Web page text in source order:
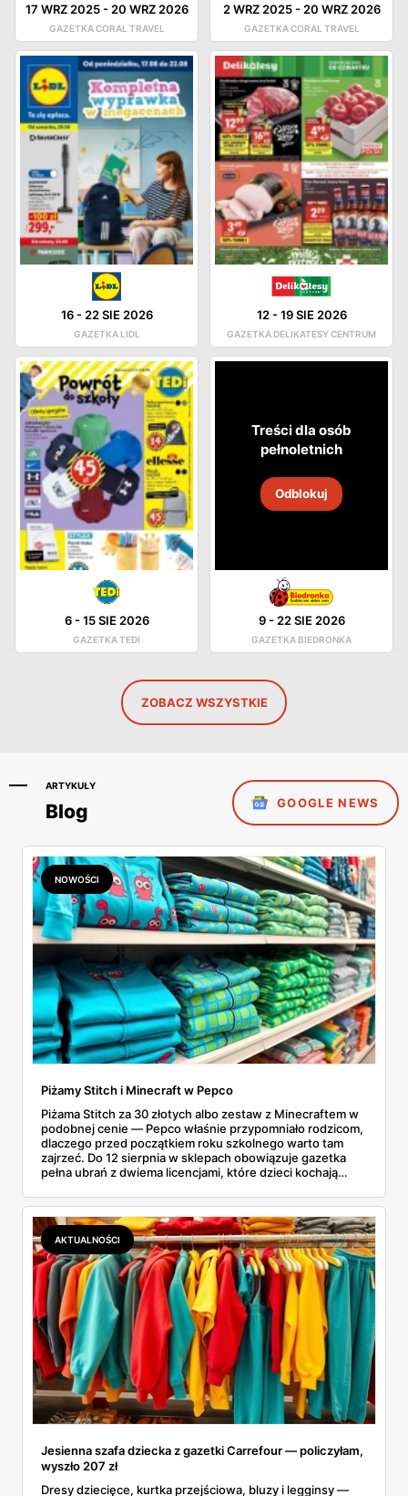
17 WRZ 2025- 20 WRZ 2026
GAZETKA CORAL TRAVEL
2 WRZ 2025- 20 WRZ 2026
GAZETKA CORAL TRAVEL
16- 22 SIE 2026
GAZETKA LIDL
12-19 SIE 2026
GAZETKA DELIKATESY CENTRUM
6-15 SIE 2026
GAZETKA TEDI
Treści dla osób
pełnoletnich
Odblokuj
9- 22 SIE 2026
GAZETKA BIEDRONKA
ZOBACZ WSZYSTKIE
ARTYKUŁY
Blog GOOGLE NEWS
NOWOŚCI
Piżamy Stitch i Minecraft w Pepco
Piżama Stitch za 30 złotych albo zestaw z Minecraftem w
podobnej cenie — Pepco właśnie przypomniało rodzicom,
dlaczego przed początkiem roku szkolnego warto tam
zajrzeć. Do 12 sierpnia w sklepach obowiązuje gazetka
pełna ubrań z dwiema licencjami, które dzieci kochają
ceny z Sinsay, Reserved i H&M. I powiem szczerze:
różnice bywają większe, niż się spodziewałam. Sprawdź,
co dokładnie znajdziesz na półkach i dlaczego lepiej się
pospieszyć.
AKTUALNOŚCI
Jesienna szafa dziecka z gazetki Carrefour — policzyłam,
wyszło 207 zł
Dresy dziecięce, kurtka przejściowa, bluzy i legginsy —